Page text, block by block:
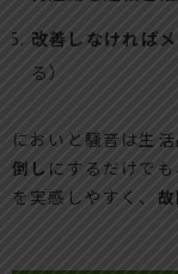
改善しなければ
る）
においと騒音は生活
倒し にするだけで
を実感しやすく、